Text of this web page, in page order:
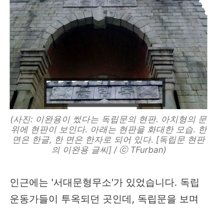
(사진: 이완용이 썼다는 독립문의 현판. 아치형의 문
위에 현판이 보인다. 아래는 현판을 화대한 모습. 한
면은 한글, 한 면은 한자로 되어 있다. [독립문 현판
의 이완용 글씨] / ⓒ TFurban)
인근에는 '서대문형무소'가 있었습니다. 독립
운동가들이 투옥되던 곳인데, 독립문을 보며